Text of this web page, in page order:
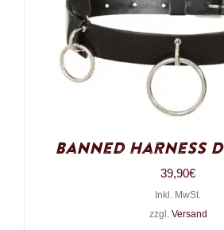
Banned Harness
39,90€
Inkl. MwSt.
zzgl. Versand